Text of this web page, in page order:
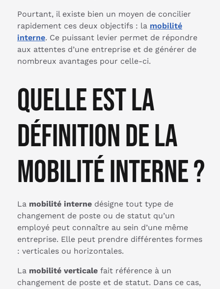
Pourtant, il existe bien un moyen de concilier
rapidement ces deux objectifs : la mobilité
interne. Ce puissant levier permet de répondre
aux attentes d’une entreprise et de générer de
nombreux avantages pour celle-ci.
Quelle est la
définition de la
mobilité interne ?
La mobilité interne désigne tout type de
changement de poste ou de statut qu’un
employé peut connaître au sein d’une même
entreprise. Elle peut prendre différentes formes
: verticales ou horizontales.
La mobilité verticale fait référence à un
changement de poste et de statut. Dans ce cas,